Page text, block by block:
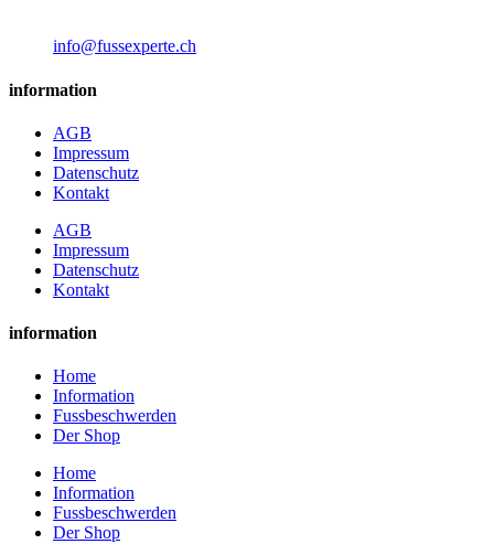
info@fussexperte.ch
information
AGB
Impressum
Datenschutz
Kontakt
AGB
Impressum
Datenschutz
Kontakt
information
Home
Information
Fussbeschwerden
Der Shop
Home
Information
Fussbeschwerden
Der Shop